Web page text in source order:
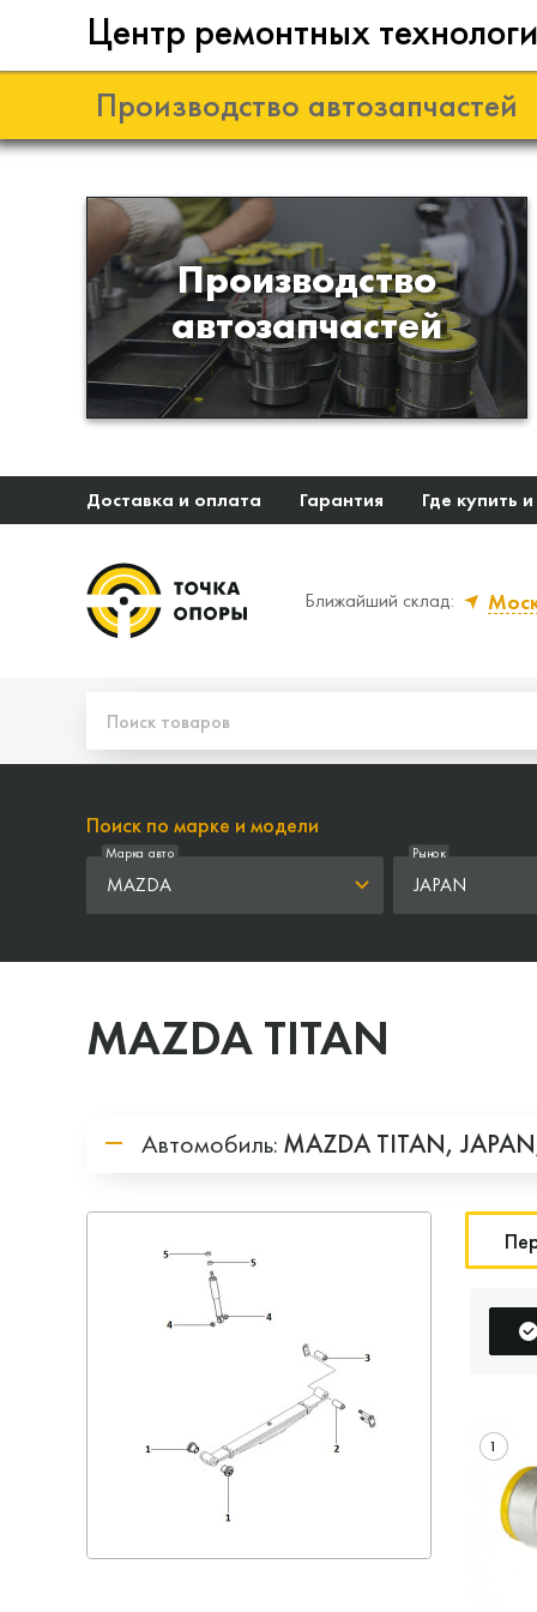
Центр ремонтных
Производство автозапчастей
Производство
автозапчастей
Разработка и
производство деталей из
эластомеров для подвески
автомобиля
Доставка и оплата Гарантия Где купить
Ближайший склад:
Поиск по марке и модели
MAZDA
Марка авто
JAPAN
Рынок
MAZDA TITAN
Автомобиль: MAZDATITAN,
1